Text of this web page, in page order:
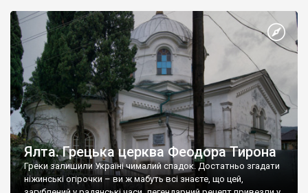
Ялта. Грецька церква Феодора Тирона
Греки залишили Україні чималий спадок. Достатньо згадати
ніжинські огірочки – ви ж мабуть всі знаєте, що цей,